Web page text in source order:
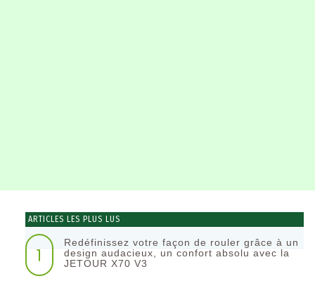
ARTICLES LES PLUS LUS
1
Redéfinissez votre façon de rouler grâce à un
design audacieux, un confort absolu avec la
JETOUR X70 V3